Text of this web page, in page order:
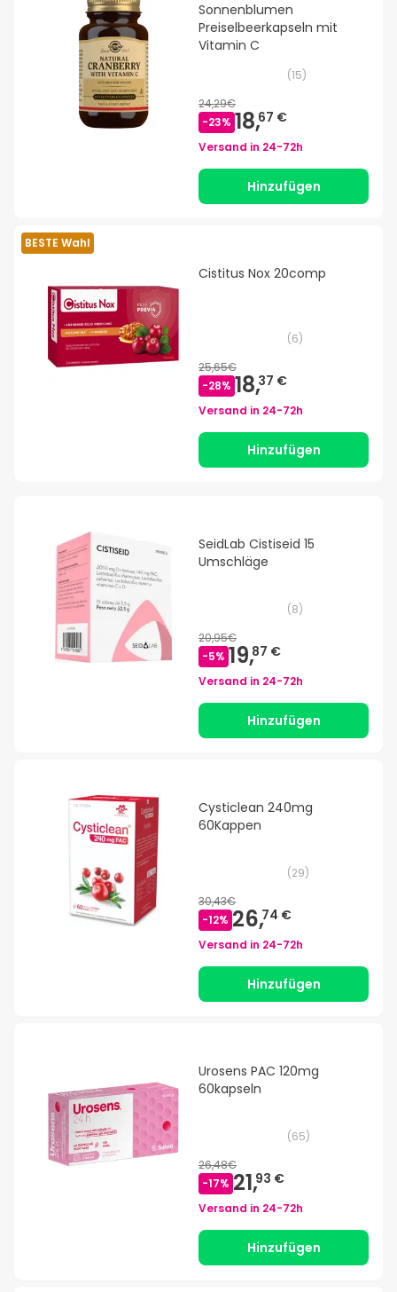
Sonnenblumen
Preiselbeerkapseln mit
Vitamin C
(15)
24,29€
-23% 18,67 €
Versand in 24-72h
Hinzufügen
BESTE Wahl
Cistitus Nox 20comp
(6)
25,65€
-28% 18,37 €
Versand in 24-72h
Hinzufügen
SeidLab Cistiseid 15
Umschläge
(8)
20,95€
-5% 19,87 €
Versand in 24-72h
Hinzufügen
Cysticlean 240mg
60Kappen
(29)
30,43€
-12% 26,74 €
Versand in 24-72h
Hinzufügen
Urosens PAC 120mg
60kapseln
(65)
26,48€
-17% 21,93 €
Versand in 24-72h
Hinzufügen